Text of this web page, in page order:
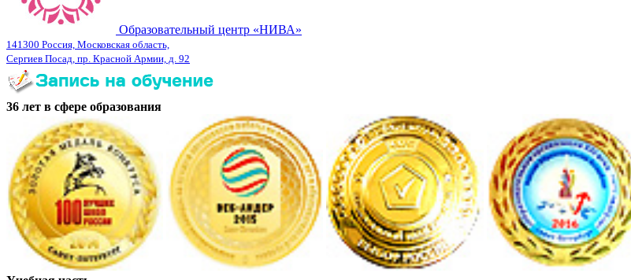
Образовательный центр «НИВА»
141300 Россия, Московская область,
Сергиев Посад, пр. Красной Армии, д. 92
36 лет в сфере образования